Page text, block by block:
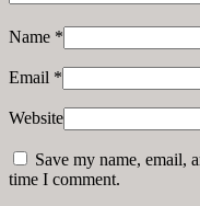
Name *
Email *
Website
Save my name, email,
time I comment.